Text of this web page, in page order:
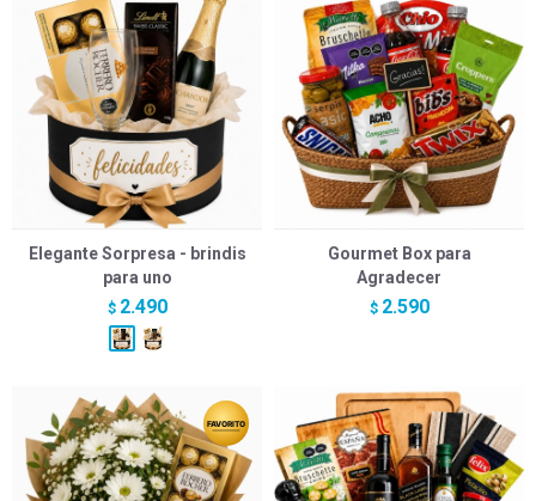
Elegante Sorpresa - brindis
para uno
$ 2.490
Gourmet Box para
Agradecer
$ 2.590